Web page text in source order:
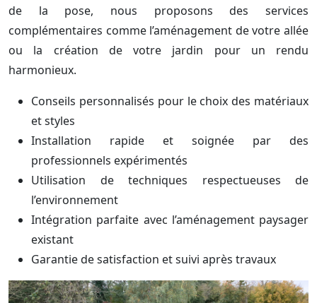
de la pose, nous proposons des services
complémentaires comme l’aménagement de votre allée
ou la création de votre jardin pour un rendu
harmonieux.
Conseils personnalisés pour le choix des matériaux
et styles
Installation rapide et soignée par des
professionnels expérimentés
Utilisation de techniques respectueuses de
l’environnement
Intégration parfaite avec l’aménagement paysager
existant
Garantie de satisfaction et suivi après travaux